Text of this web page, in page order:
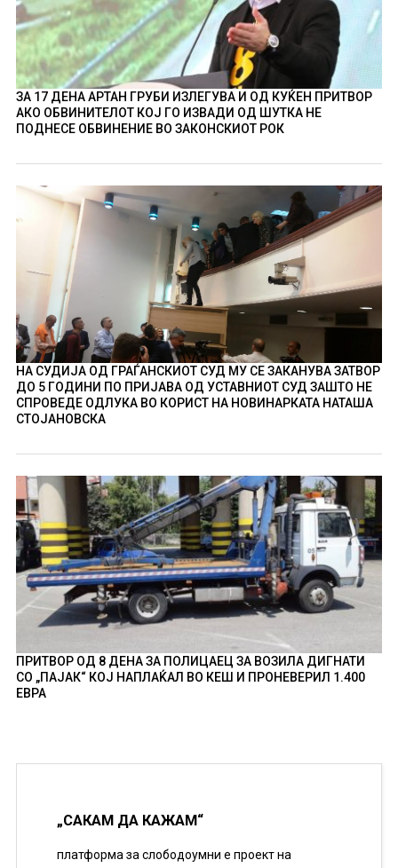
ЗА 17 ДЕНА АРТАН ГРУБИ ИЗЛЕГУВА И ОД КУЌЕН ПРИТВОР
АКО ОБВИНИТЕЛОТ КОЈ ГО ИЗВАДИ ОД ШУТКА НЕ
ПОДНЕСЕ ОБВИНЕНИЕ ВО ЗАКОНСКИОТ РОК
НА СУДИЈА ОД ГРАЃАНСКИОТ СУД МУ СЕ ЗАКАНУВА ЗАТВОР
ДО 5 ГОДИНИ ПО ПРИЈАВА ОД УСТАВНИОТ СУД ЗАШТО НЕ
СПРОВЕДЕ ОДЛУКА ВО КОРИСТ НА НОВИНАРКАТА НАТАША
СТОЈАНОВСКА
ПРИТВОР ОД 8 ДЕНА ЗА ПОЛИЦАЕЦ ЗА ВОЗИЛА ДИГНАТИ
СО „ПАЈАК“ КОЈ НАПЛАЌАЛ ВО КЕШ И ПРОНЕВЕРИЛ 1.400
ЕВРА
„САКАМ ДА КАЖАМ“
платформа за слободоумни е проект на